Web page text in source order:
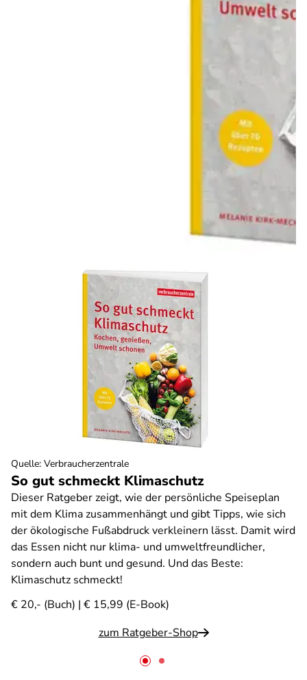
So gut schmeckt Klimaschutz
Dieser Ratgeber zeigt, wie der persönliche Speiseplan
mit dem Klima zusammenhängt und gibt Tipps, wie sich
der ökologische Fußabdruck verkleinern lässt. Damit wird
das Essen nicht nur klima- und umweltfreundlicher,
sondern auch bunt und gesund. Und das Beste:
Klimaschutz schmeckt!
€ 20,- (Buch) | € 15,99 (E-Book)
zum Ratgeber-Shop
Quelle: Verbraucherzentrale